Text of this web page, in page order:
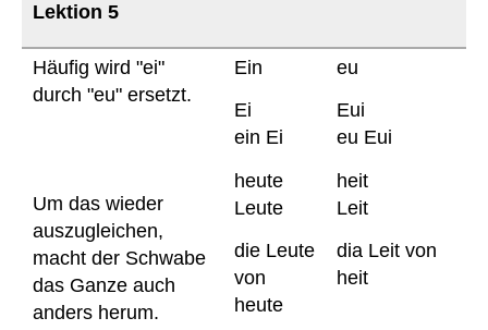
Lektion 5
Häufig wird "ei"
durch "eu" ersetzt.
Um das wieder
auszugleichen,
macht der Schwabe
das Ganze auch
anders herum.
Ein
Ei
ein Ei
heute
Leute
die Leute
von
heute
eu
Eui
eu Eui
heit
Leit
dia Leit von
heit